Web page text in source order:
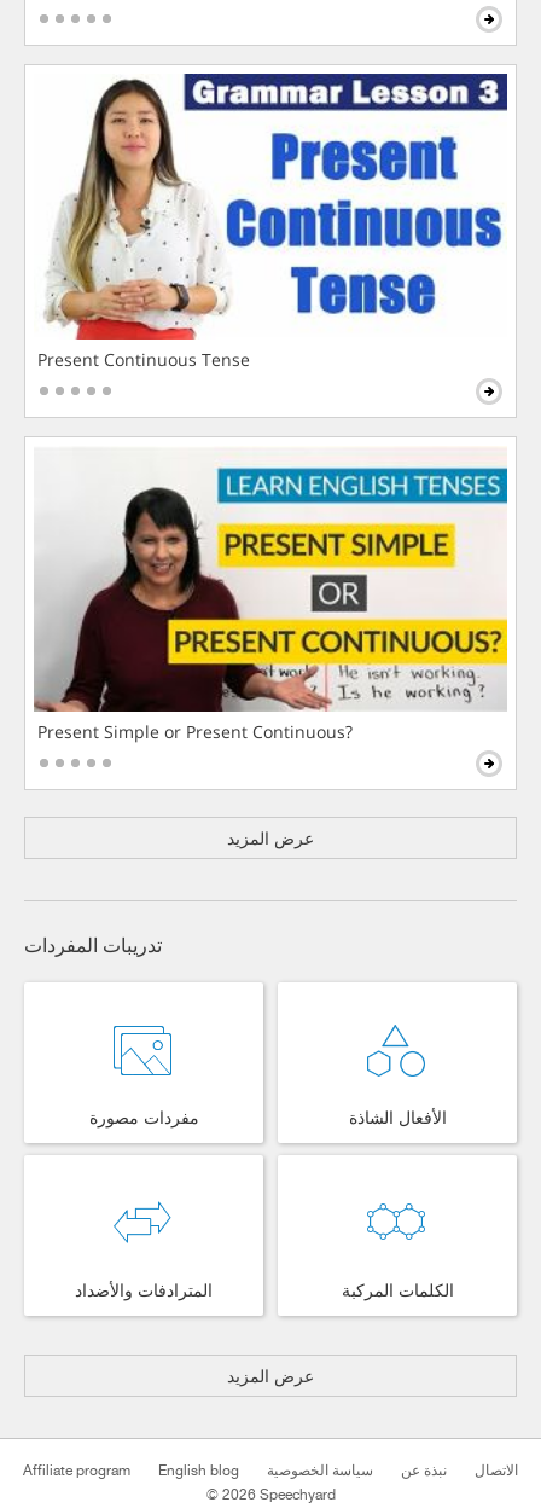
Present Continuous Tense
Present Simple or Present Continuous?
عرض المزيد
تدريبات المفردات
مفردات مصورة الأفعال الشاذة
المترادفات والأضداد الكلمات المركبة
عرض المزيد
Affiliate program English blog سياسة الخصوصية نبذة عن
الاتصال
© 2026 Speechyard